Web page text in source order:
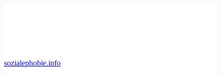
sozialephobie.info